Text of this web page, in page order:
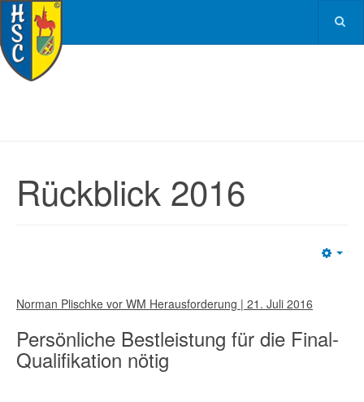
Rückblick 2016
Norman Plischke vor WM Herausforderung | 21. Juli 2016
Persönliche Bestleistung für die Final-
Qualifikation nötig